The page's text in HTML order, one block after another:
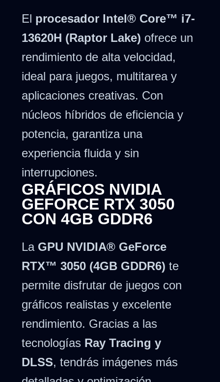
El procesador Intel® Core™ i7-
13620H (Raptor Lake) ofrece un
rendimiento de alta velocidad,
ideal para juegos, multitarea y
aplicaciones creativas. Con
núcleos híbridos de eficiencia y
potencia, garantiza una
experiencia fluida y sin
interrupciones.
GRÁFICOS NVIDIA
GEFORCE RTX 3050
CON 4GB GDDR6
La GPU NVIDIA® GeForce
RTX™ 3050 (4GB GDDR6) te
permite disfrutar de juegos con
gráficos realistas y excelente
rendimiento. Gracias a las
tecnologías Ray Tracing y
DLSS, tendrás imágenes más